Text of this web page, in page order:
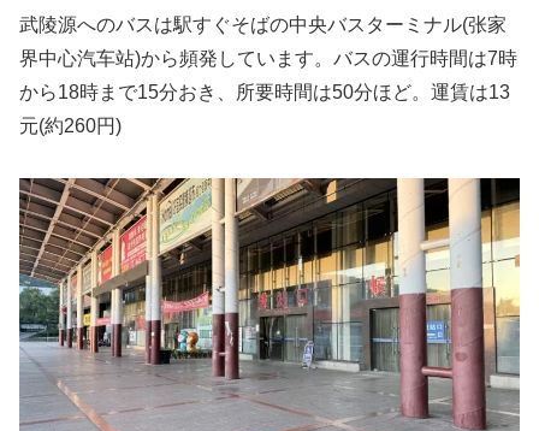
武陵源へのバスは駅すぐそばの中央バスターミナル(张家
界中心汽车站)から頻発しています。バスの運行時間は7時
から18時まで15分おき、所要時間は50分ほど。運賃は13
元(約260円)